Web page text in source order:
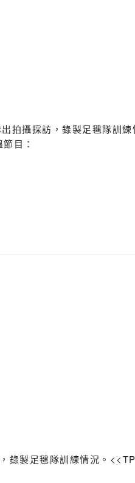
拍攝採訪，錄製足毽隊訓練
目：
於17:30-18:00在ViuTV播
錄製足毽隊訓練情況。